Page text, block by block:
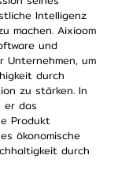
Intelligenz
machen. Aixioom
und
Unternehmen, um
durch
zu stärken. In
er das
Produkt
ökonomische
durch